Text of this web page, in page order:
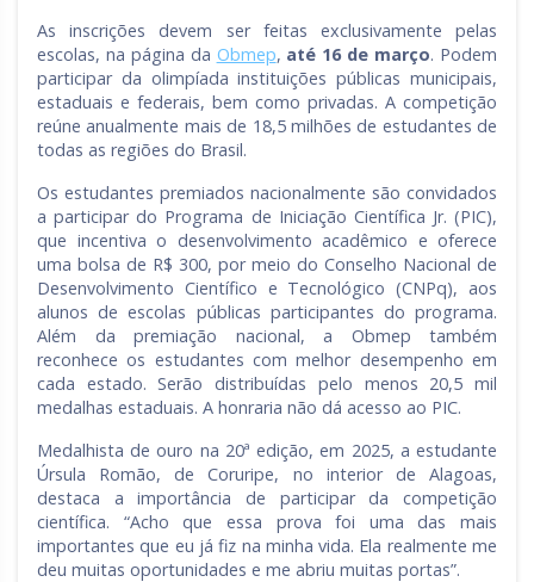
As inscrições devem ser feitas exclusivamente pelas
escolas, na página da Obmep, até 16 de março. Podem
participar da olimpíada instituições públicas municipais,
estaduais e federais, bem como privadas. A competição
reúne anualmente mais de 18,5 milhões de estudantes de
todas as regiões do Brasil.
Os estudantes premiados nacionalmente são convidados
a participar do Programa de Iniciação Científica Jr. (PIC),
que incentiva o desenvolvimento acadêmico e oferece
uma bolsa de R$ 300, por meio do Conselho Nacional de
Desenvolvimento Científico e Tecnológico (CNPq), aos
alunos de escolas públicas participantes do programa.
Além da premiação nacional, a Obmep também
reconhece os estudantes com melhor desempenho em
cada estado. Serão distribuídas pelo menos 20,5 mil
medalhas estaduais. A honraria não dá acesso ao PIC.
Medalhista de ouro na 20ª edição, em 2025, a estudante
Úrsula Romão, de Coruripe, no interior de Alagoas,
destaca a importância de participar da competição
científica. “Acho que essa prova foi uma das mais
importantes que eu já fiz na minha vida. Ela realmente me
deu muitas oportunidades e me abriu muitas portas”.